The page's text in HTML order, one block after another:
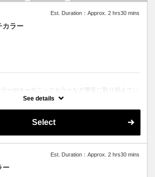
Est. Duration：Approx. 2 hrs30 mins
カラー
ーやオーガニックカラーなど豊富に取り揃えてい
トな選択をさせて頂きます。
See details
Select
Est. Duration：Approx. 2 hrs30 mins
ー